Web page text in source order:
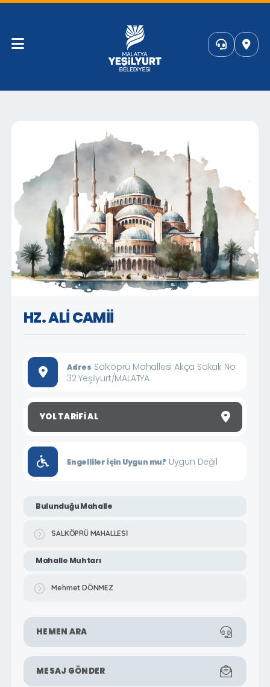
HZ. ALİ CAMİİ
Adres Salköprü Mahallesi Akça Sokak No:
32 Yeşilyurt/MALATYA
YOL TARIFI AL
Engelliler İçin Uygun mu? Uygun Değil
Bulunduğu Mahalle
SALKÖPRÜ MAHALLESİ
Mahalle Muhtarı
Mehmet DÖNMEZ
HEMEN ARA
MESAJ GÖNDER